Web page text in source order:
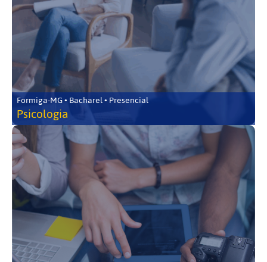
Formiga-MG • Bacharel • Presencial
Psicologia